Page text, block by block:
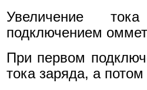
Увеличение
подключением
При первом
тока заряда, а